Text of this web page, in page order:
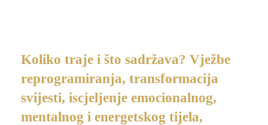
Koliko traje i što sadržava? Vježbe
reprogramiranja, transformacija
svijesti, iscjeljenje emocionalnog,
mentalnog i energetskog tijela,